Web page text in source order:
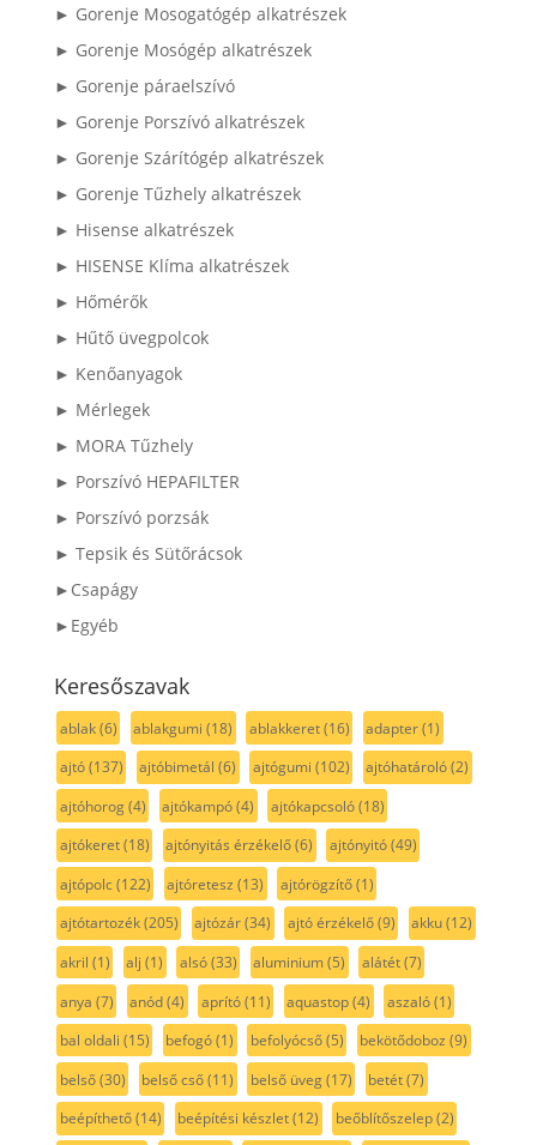
► Gorenje Mosogatógép alkatrészek
► Gorenje Mosógép alkatrészek
► Gorenje páraelszívó
► Gorenje Porszívó alkatrészek
► Gorenje Szárítógép alkatrészek
► Gorenje Tűzhely alkatrészek
► Hisense alkatrészek
► HISENSE Klíma alkatrészek
► Hőmérők
► Hűtő üvegpolcok
► Kenőanyagok
► Mérlegek
► MORA Tűzhely
► Porszívó HEPAFILTER
► Porszívó porzsák
► Tepsik és Sütőrácsok
►Csapágy
►Egyéb
Keresőszavak
ablak(6) ablakgumi (18) ablakkeret(16) adapter(1)
ajtó(137) ajtóbimetál (6) ajtógumi (102) ajtóhatároló(2)
ajtóhorog(4) ajtókampó(4) ajtókapcsoló(18)
ajtókeret(18) ajtónyitás érzékelő(6) ajtónyitó(49)
ajtópolc(122) ajtóretesz (13) ajtórögzítő(1)
ajtótartozék(205) ajtózár(34) ajtó érzékelő(9) akku(12)
akril (1) alj (1) alsó(33) aluminium(5) alátét(7)
anya (7) anód(4) aprító(11) aquastop(4) aszaló(1)
bal oldali (15) befogó(1) befolyócső(5) bekötődoboz (9)
belső(30) belső cső(11) belső üveg(17) betét(7)
beépíthető(14) beépítési készlet(12) beőblítőszelep(2)